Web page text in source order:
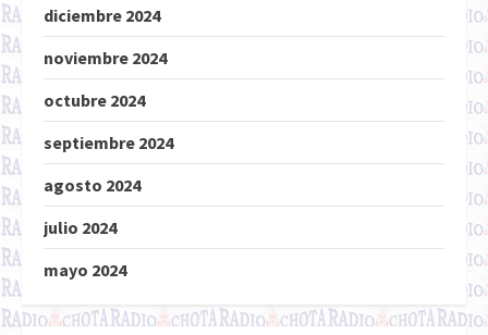
diciembre 2024
noviembre 2024
octubre 2024
septiembre 2024
agosto 2024
julio 2024
mayo 2024